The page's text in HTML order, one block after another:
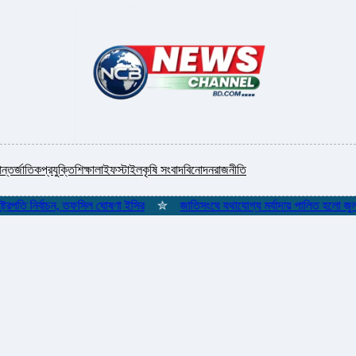
প্রযুক্তিশিক্ষালাইফস্টাইলকৃষি সংবাদবিনোদনরাজনীতি
নির্বাচন, তফসিল ঘোষণা ইসির ✮ জাতিসংঘে যথাযোগ্য মর্যাদায় পালিত হলো জুলাই